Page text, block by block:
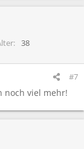
38
#7
noch viel mehr!